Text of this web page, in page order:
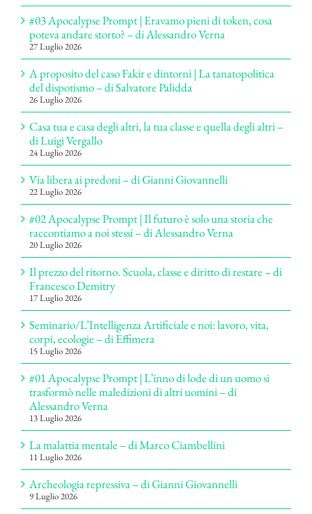
#03 Apocalypse Prompt | Eravamo pieni di token, cosa
poteva andare storto? – di Alessandro Verna
27 Luglio 2026
A proposito del caso Fakir e dintorni | La tanatopolitica
del dispotismo – di Salvatore Palidda
26 Luglio 2026
Casa tua e casa degli altri, la tua classe e quella degli altri –
di Luigi Vergallo
24 Luglio 2026
Via libera ai predoni – di Gianni Giovannelli
22 Luglio 2026
#02 Apocalypse Prompt | Il futuro è solo una storia che
raccontiamo a noi stessi – di Alessandro Verna
20 Luglio 2026
Il prezzo del ritorno. Scuola, classe e diritto di restare – di
Francesco Demitry
17 Luglio 2026
Seminario/L’Intelligenza Artificiale e noi: lavoro, vita,
corpi, ecologie – di Effimera
15 Luglio 2026
#01 Apocalypse Prompt | L’inno di lode di un uomo si
trasformò nelle maledizioni di altri uomini – di
Alessandro Verna
13 Luglio 2026
La malattia mentale – di Marco Ciambellini
11 Luglio 2026
Archeologia repressiva – di Gianni Giovannelli
9 Luglio 2026